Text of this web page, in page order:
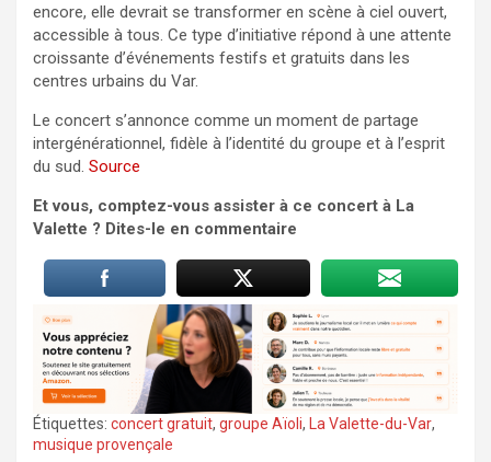
encore, elle devrait se transformer en scène à ciel ouvert,
accessible à tous. Ce type d’initiative répond à une attente
croissante d’événements festifs et gratuits dans les
centres urbains du Var.
Le concert s’annonce comme un moment de partage
intergénérationnel, fidèle à l’identité du groupe et à l’esprit
du sud. Source
Et vous, comptez-vous assister à ce concert à La
Valette ? Dites-le en commentaire
Étiquettes: concert gratuit, groupe Aïoli, La Valette-du-Var,
musique provençale